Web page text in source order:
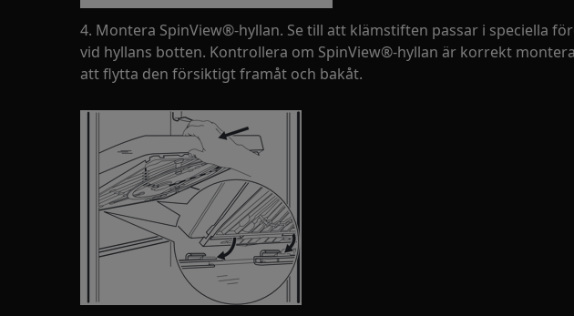
4. Montera SpinView®-hyllan. Se till att klämstiften passar i speciella
vid hyllans botten. Kontrollera om SpinView®-hyllan är korrekt
att flytta den försiktigt framåt och bakåt.